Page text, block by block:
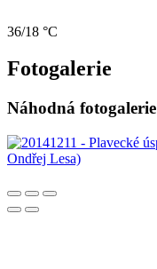
36/18 °C
Fotogalerie
Náhodná fotogalerie